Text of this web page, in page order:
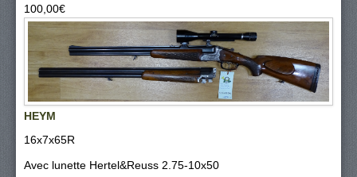
100,00‎€
HEYM
16x7x65R
Avec lunette Hertel&Reuss 2.75-10x50